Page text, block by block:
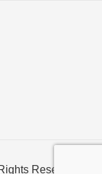
Reserved.